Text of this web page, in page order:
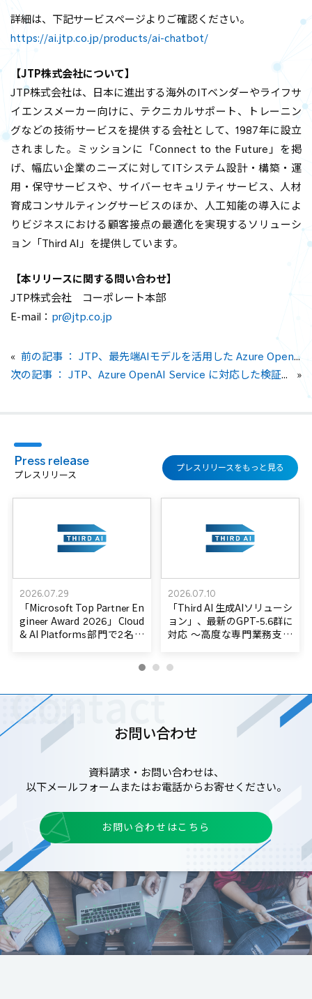
詳細は、下記サービスページよりご確認ください。
https://ai.jtp.co.jp/products/ai-chatbot/
【JTP株式会社について】
JTP株式会社は、日本に進出する海外のITベンダーやライフサ
イエンスメーカー向けに、テクニカルサポート、トレーニン
グなどの技術サービスを提供する会社として、1987年に設立
されました。ミッションに「Connect to the Future」を掲
げ、幅広い企業のニーズに対してITシステム設計・構築・運
用・保守サービスや、サイバーセキュリティサービス、人材
育成コンサルティングサービスのほか、人工知能の導入によ
りビジネスにおける顧客接点の最適化を実現するソリューシ
ョン「Third AI」を提供しています。
【本リリースに関する問い合わせ】
JTP株式会社 コーポレート本部
E-mail： pr@jtp.co.jp
前の記事 ： JTP、最先端AIモデルを活用した Azure OpenAI Service の導入を発表
次の記事 ： JTP、Azure OpenAI Service に対応した検証サービスの提供を開始～ChatGPTの活用推進で企業のDXを支援～
プレスリリース
プレスリリースをもっと見る
2026.07.29
「Microsoft Top Partner En
gineer Award 2026」Cloud
& AI Platforms部門で2名受
な技術力と継続的な価値提
2026.07.10
「Third AI 生成AIソリューシ
ョン」、最新のGPT-5.6群に
対応 ～高度な専門業務支援
能性をさらに拡大～
お問い合わせ
資料請求・お問い合わせは、
以下メールフォームまたはお電話からお寄せください。
お問い合わせはこちら